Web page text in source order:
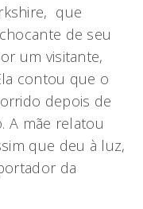
que
de seu
um visitante,
contou que o
depois de
A mãe relatou
que deu à luz,
da